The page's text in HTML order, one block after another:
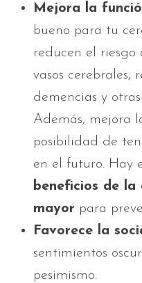
Mejora la
bueno para tu
reducen el riesgo
vasos cerebrales,
demencias y
Además, mejora
posibilidad de
en el futuro. Hay
beneficios de
mayor para
Favorece la
sentimientos
pesimismo.